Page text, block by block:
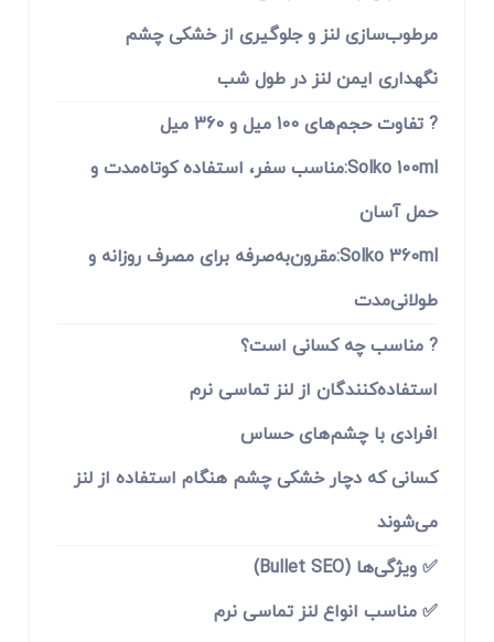
مرطوب‌سازی لنز و جلوگیری از خشکی چشم
نگهداری ایمن لنز در طول شب
? تفاوت حجم‌های 100 میل و 360 میل
Solko 100ml:مناسب سفر، استفاده کوتاه‌مدت و
حمل آسان
Solko 360ml:مقرون‌به‌صرفه برای مصرف روزانه و
طولانی‌مدت
? مناسب چه کسانی است؟
استفاده‌کنندگان از لنز تماسی نرم
افرادی با چشم‌های حساس
کسانی که دچار خشکی چشم هنگام استفاده از لنز
می‌شوند
✅ ویژگی‌ها (Bullet SEO)
✅ مناسب انواع لنز تماسی نرم